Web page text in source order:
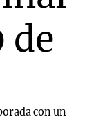
de
con un